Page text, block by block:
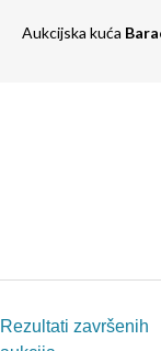
Aukcijska kuća
Rezultati završenih